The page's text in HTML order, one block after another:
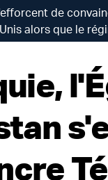
de
alors que le